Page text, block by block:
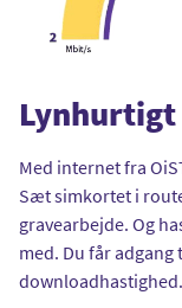
Med internet fra
Sæt simkortet i
gravearbejde. Og
med. Du får
downloadhastighed.